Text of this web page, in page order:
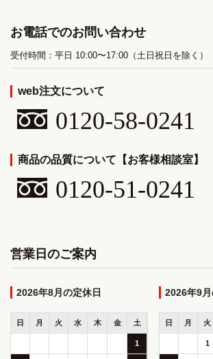
お電話でのお問い合わせ
受付時間：平日 10:00〜17:00（土日祝日を除く）
web注文について
0120-58-0241
商品の品質について【お客様相談室】
0120-51-0241
営業日のご案内
2026年8月
日 月 火 水 木 金 土
1
2026年9月
日 月 火
1